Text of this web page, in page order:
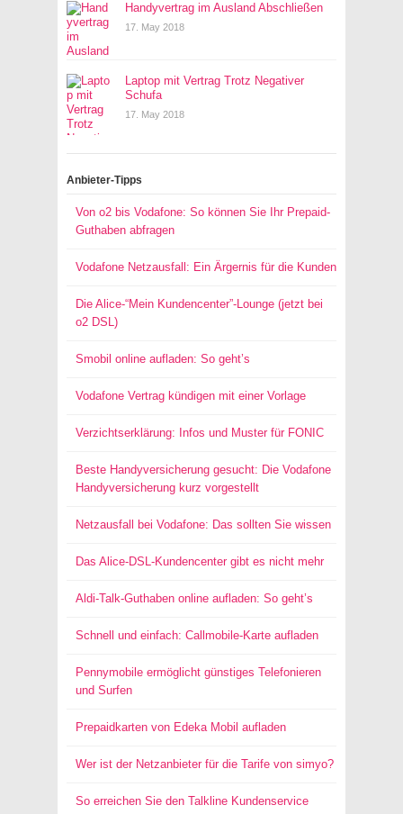
Handyvertrag im Ausland Abschließen
17. May 2018
Laptop mit Vertrag Trotz Negativer
Schufa
17. May 2018
Anbieter-Tipps
Von o2 bis Vodafone: So können Sie Ihr Prepaid-
Guthaben abfragen
Vodafone Netzausfall: Ein Ärgernis für die Kunden
Die Alice-“Mein Kundencenter”-Lounge (jetzt bei
o2 DSL)
Smobil online aufladen: So geht’s
Vodafone Vertrag kündigen mit einer Vorlage
Verzichtserklärung: Infos und Muster für FONIC
Beste Handyversicherung gesucht: Die Vodafone
Handyversicherung kurz vorgestellt
Netzausfall bei Vodafone: Das sollten Sie wissen
Das Alice-DSL-Kundencenter gibt es nicht mehr
Aldi-Talk-Guthaben online aufladen: So geht’s
Schnell und einfach: Callmobile-Karte aufladen
Pennymobile ermöglicht günstiges Telefonieren
und Surfen
Prepaidkarten von Edeka Mobil aufladen
Wer ist der Netzanbieter für die Tarife von simyo?
So erreichen Sie den Talkline Kundenservice